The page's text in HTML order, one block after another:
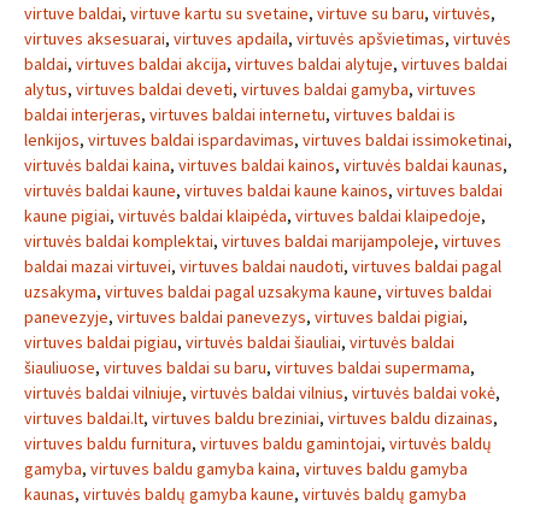
virtuve baldai, virtuve kartu su svetaine, virtuve su baru, virtuvės,
virtuves aksesuarai, virtuves apdaila, virtuvės apšvietimas, virtuvės
baldai, virtuves baldai akcija, virtuves baldai alytuje, virtuves baldai
alytus, virtuves baldai deveti, virtuves baldai gamyba, virtuves
baldai interjeras, virtuves baldai internetu, virtuves baldai is
lenkijos, virtuves baldai ispardavimas, virtuves baldai issimoketinai,
virtuvės baldai kaina, virtuves baldai kainos, virtuvės baldai kaunas,
virtuvės baldai kaune, virtuves baldai kaune kainos, virtuves baldai
kaune pigiai, virtuvės baldai klaipėda, virtuves baldai klaipedoje,
virtuvės baldai komplektai, virtuves baldai marijampoleje, virtuves
baldai mazai virtuvei, virtuves baldai naudoti, virtuves baldai pagal
uzsakyma, virtuves baldai pagal uzsakyma kaune, virtuves baldai
panevezyje, virtuves baldai panevezys, virtuves baldai pigiai,
virtuves baldai pigiau, virtuvės baldai šiauliai, virtuvės baldai
šiauliuose, virtuves baldai su baru, virtuves baldai supermama,
virtuvės baldai vilniuje, virtuvės baldai vilnius, virtuvės baldai vokė,
virtuves baldai.lt, virtuves baldu breziniai, virtuves baldu dizainas,
virtuves baldu furnitura, virtuves baldu gamintojai, virtuvės baldų
gamyba, virtuves baldu gamyba kaina, virtuves baldu gamyba
kaunas, virtuvės baldų gamyba kaune, virtuvės baldų gamyba